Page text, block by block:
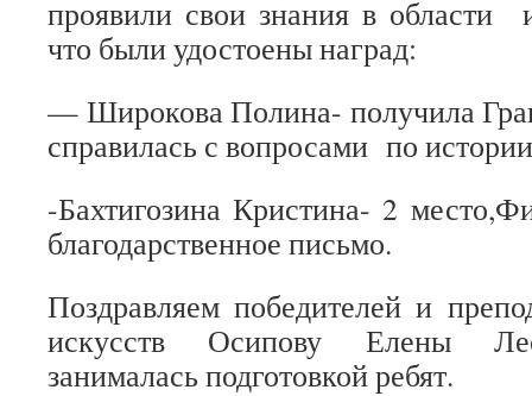
проявили свои знания в области
что были удостоены наград:
— Широкова Полина- получила
справилась с вопросами по
-Бахтигозина Кристина- 2
благодарственное письмо.
Поздравляем победителей и
искусств Осипову Елены
занималась подготовкой ребят.